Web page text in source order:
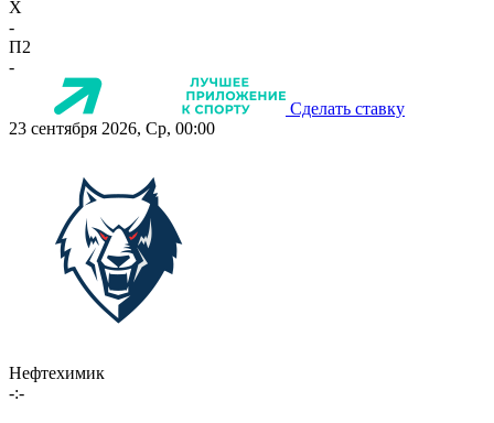
X
-
П2
-
Сделать ставку
23 сентября 2026, Ср, 00:00
Нефтехимик
-:-